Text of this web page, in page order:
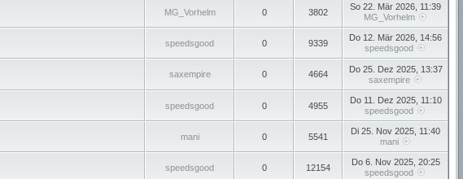
MG_Vorhelm 0 3802
So 22. Mär 2026, 11:39
MG_Vorhelm
speedsgood 0 9339
Do 12. Mär 2026, 14:56
speedsgood
saxempire 0 4664
Do 25. Dez 2025, 13:37
saxempire
speedsgood 0 4955
Do 11. Dez 2025, 11:10
speedsgood
mani 0 5541
Di 25. Nov 2025, 11:40
mani
speedsgood 0 12154
Do 6. Nov 2025, 20:25
speedsgood